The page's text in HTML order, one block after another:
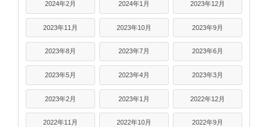
2024年2月 2024年1月 2023年12月
2023年11月 2023年10月 2023年9月
2023年8月 2023年7月 2023年6月
2023年5月 2023年4月 2023年3月
2023年2月 2023年1月 2022年12月
2022年11月 2022年10月 2022年9月